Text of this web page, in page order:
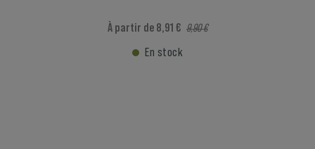
À partir de 8,91 € 9,90 €
En stock